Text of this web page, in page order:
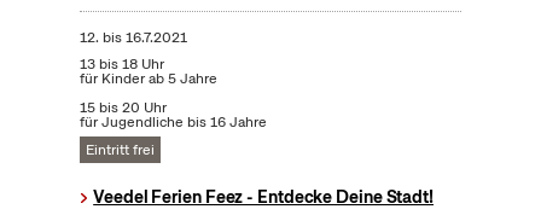
12. bis16.7.2021
13 bis 18 Uhr
für Kinder ab 5 Jahre
15 bis 20 Uhr
für Jugendliche bis 16 Jahre
Eintritt frei
Veedel Ferien Feez - Entdecke Deine Stadt!